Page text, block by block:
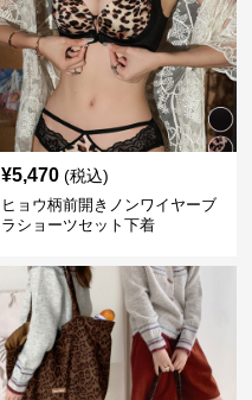
¥5,470 (税込)
ヒョウ柄前開きノンワイヤーブ
ラショーツセット下着